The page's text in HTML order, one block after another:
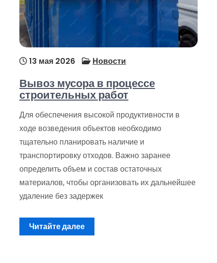
13 мая 2026 Новости
Вывоз мусора в процессе
строительных работ
Для обеспечения высокой продуктивности в
ходе возведения объектов необходимо
тщательно планировать наличие и
транспортировку отходов. Важно заранее
определить объем и состав остаточных
материалов, чтобы организовать их дальнейшее
удаление без задержек
Читайте далее